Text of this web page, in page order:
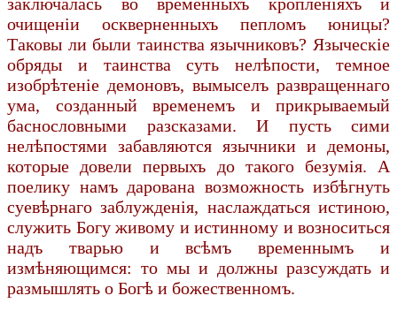
очищеніи оскверненныхъ пепломъ юницы?
Таковы ли были таинства язычниковъ? Языческіе
обряды и таинства суть нелѣпости, темное
изобрѣтеніе демоновъ, вымыселъ развращеннаго
ума, созданный временемъ и прикрываемый
баснословными разсказами. И пусть сими
нелѣпостями забавляются язычники и демоны,
которые довели первыхъ до такого безумія. А
поелику намъ дарована возможность избѣгнуть
суевѣрнаго заблужденія, наслаждаться истиною,
служить Богу живому и истинному и возноситься
надъ тварью и всѣмъ временнымъ и
измѣняющимся: то мы и должны разсуждать и
размышлять о Богѣ и божественномъ.